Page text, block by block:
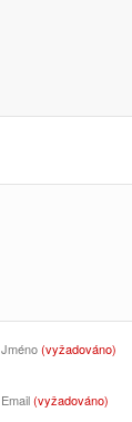
Jméno(vyžadováno)
Email(vyžadováno)